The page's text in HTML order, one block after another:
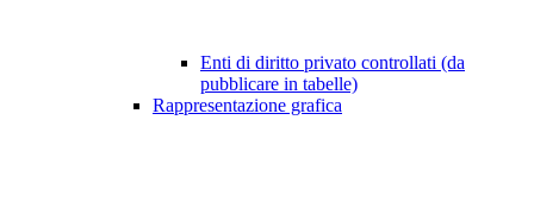
Enti di diritto privato controllati (da
pubblicare in tabelle)
Rappresentazione grafica